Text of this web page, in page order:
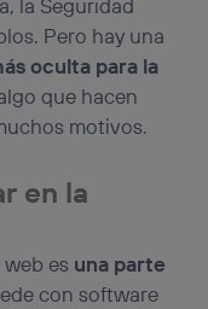
la Seguridad
Pero hay una
oculta para la
que hacen
motivos.
en la
es una parte
con software